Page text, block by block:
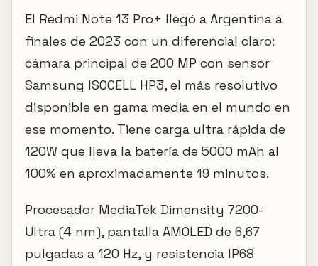
El Redmi Note 13 Pro+ llegó a Argentina a
finales de 2023 con un diferencial claro:
cámara principal de 200 MP con sensor
Samsung ISOCELL HP3, el más resolutivo
disponible en gama media en el mundo en
ese momento. Tiene carga ultra rápida de
120W que lleva la batería de 5000 mAh al
100% en aproximadamente 19 minutos.
Procesador MediaTek Dimensity 7200-
Ultra (4 nm), pantalla AMOLED de 6,67
pulgadas a 120 Hz, y resistencia IP68